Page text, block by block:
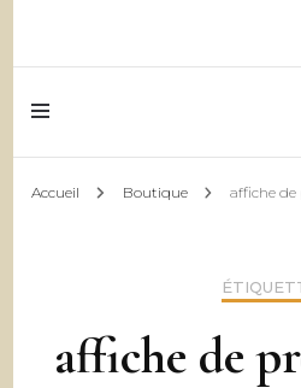
Accueil Boutique affiche
affiche de